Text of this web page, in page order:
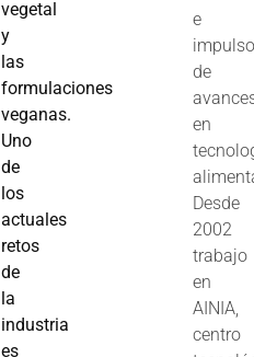
vegetal
y
las
formulaciones
veganas.
Uno
de
los
actuales
retos
de
la
industria
es
e
de
en
Desde
2002
trabajo
en
AINIA,
centro